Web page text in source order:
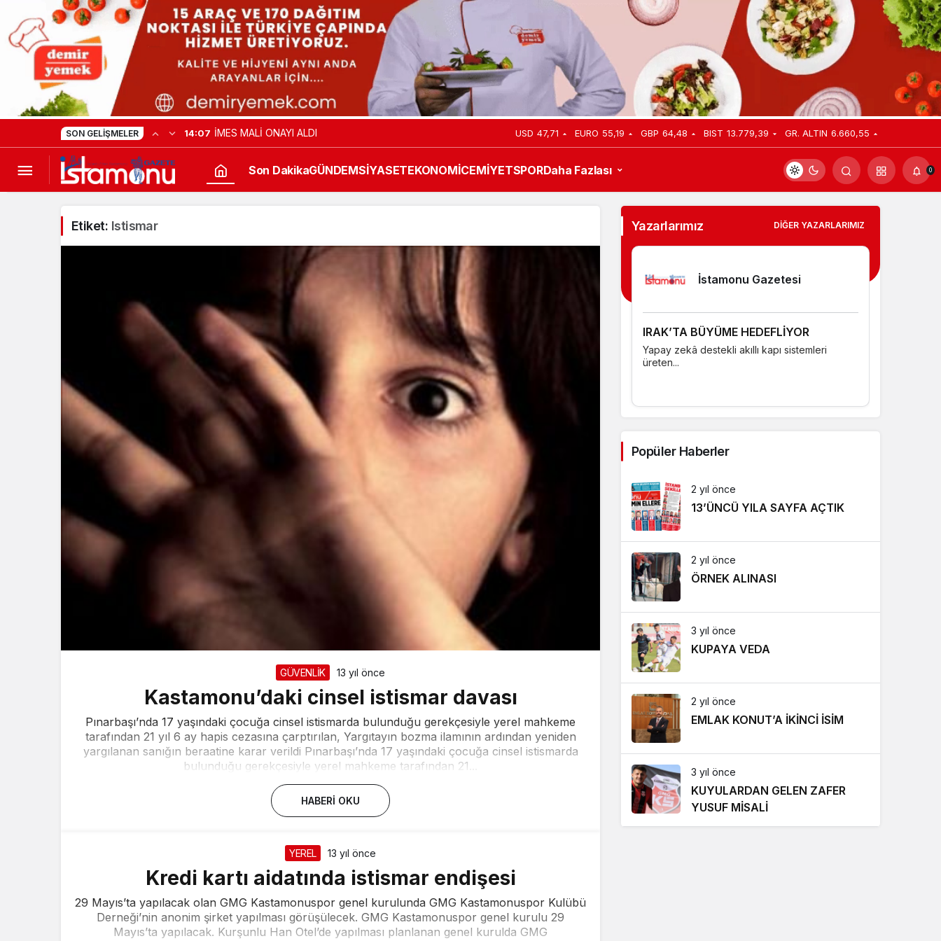
SON GELIŞMELER 14:07 İMES MALİ ONAYI ALDI USD 47,71 EURO 55,19 GBP 64,48 BIST 13.779,39 GR. ALTIN 6.660,55
Son DakikaGÜNDEMSİYASETEKONOMİCEMİYETSPORDaha Fazlası 0
Etiket: Istismar
GÜVENLİK 13 yıl önce
Kastamonu’daki cinsel istismar davası
Pınarbaşı’nda 17 yaşındaki çocuğa cinsel istismarda bulunduğu gerekçesiyle yerel mahkeme
tarafından 21 yıl 6 ay hapis cezasına çarptırılan, Yargıtayın bozma ilamının ardından yeniden
yargılanan sanığın beraatine karar verildi Pınarbaşı’nda 17 yaşındaki çocuğa cinsel istismarda
bulunduğu gerekçesiyle yerel mahkeme tarafından 21...
HABERI OKU
YEREL 13 yıl önce
Kredi kartı aidatında istismar endişesi
29 Mayıs’ta yapılacak olan GMG Kastamonuspor genel kurulunda GMG Kastamonuspor Kulübü
Derneği’nin anonim şirket yapılması görüşülecek. GMG Kastamonuspor genel kurulu 29
Mayıs’ta yapılacak. Kurşunlu Han Otel’de yapılması planlanan genel kurulda GMG
Yazarlarımız DIĞER YAZARLARIMIZ
İstamonu Gazetesi
IRAK’TA BÜYÜME HEDEFLİYOR
Yapay zekâ destekli akıllı kapı sistemleri
üreten...
Popüler Haberler
2 yıl önce
13’ÜNCÜ YILA SAYFA AÇTIK
2 yıl önce
ÖRNEK ALINASI
3 yıl önce
KUPAYA VEDA
2 yıl önce
EMLAK KONUT’A İKİNCİ İSİM
3 yıl önce
KUYULARDAN GELEN ZAFER
YUSUF MİSALİ